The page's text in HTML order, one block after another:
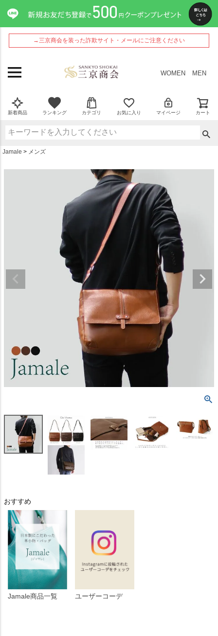
→三京商会を装った詐欺サイト・メールにご注意ください
WOMEN MEN
新着商品 ランキング カテゴリ お気に入り マイページ カート
Jamale メンズ
おすすめ
Jamale商品一覧 ユーザーコーデ
ペー
ジト
ップ
へ